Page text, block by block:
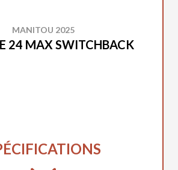
MANITOU 2025
24 MAX SWITCHBACK